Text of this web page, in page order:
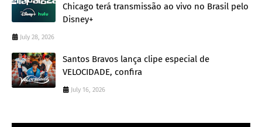
Chicago terá transmissão ao vivo no Brasil pelo
Disney+
July 28, 2026
Santos Bravos lança clipe especial de
VELOCIDADE, confira
July 16, 2026